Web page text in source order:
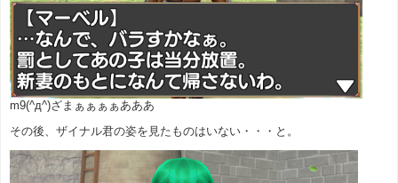
m9(^д^)ざまぁぁぁぁあああ
その後、ザイナル君の姿を見たものはいない・・・と。